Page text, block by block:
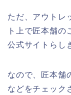
ただ、アウトレ
ト上で匠本舗の
公式サイトらし
なので、匠本舗
などをチェック